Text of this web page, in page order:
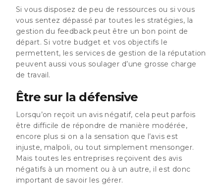
Si vous disposez de peu de ressources ou si vous
vous sentez dépassé par toutes les stratégies, la
gestion du feedback peut être un bon point de
départ. Si votre budget et vos objectifs le
permettent, les services de gestion de la réputation
peuvent aussi vous soulager d’une grosse charge
de travail.
Être sur la défensive
Lorsqu’on reçoit un avis négatif, cela peut parfois
être difficile de répondre de manière modérée,
encore plus si on a la sensation que l’avis est
injuste, malpoli, ou tout simplement mensonger.
Mais toutes les entreprises reçoivent des avis
négatifs à un moment ou à un autre, il est donc
important de savoir les gérer.